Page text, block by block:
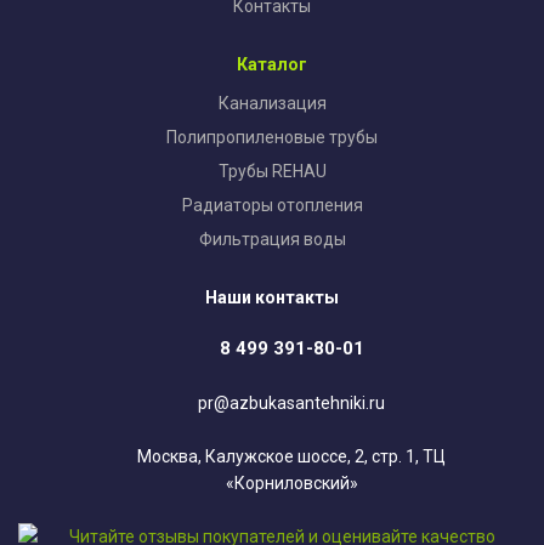
Контакты
Каталог
Канализация
Полипропиленовые трубы
Трубы REHAU
Радиаторы отопления
Фильтрация воды
Наши контакты
8 499 391-80-01
pr@azbukasantehniki.ru
Москва, Калужское шоссе, 2, стр. 1, ТЦ
«Корниловский»